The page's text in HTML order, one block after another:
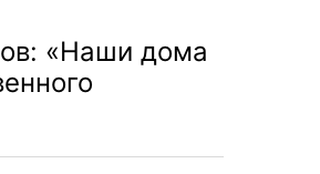
«Наши дома